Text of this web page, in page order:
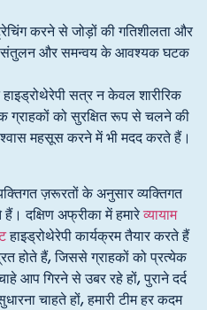
करने से जोड़ों की गतिशीलता और
संतुलन और समन्वय के आवश्यक घटक
हाइड्रोथेरेपी सत्र न केवल शारीरिक
ग्राहकों को सुरक्षित रूप से चलने की
महसूस करने में भी मदद करते हैं।
ज़रूरतों के अनुसार व्यक्तिगत
दक्षिण अफ्रीका में हमारेव्यायाम
हाइड्रोथेरेपी कार्यक्रम तैयार करते हैं
होते हैं, जिससे ग्राहकों को प्रत्येक
आप गिरने से उबर रहे हों, पुराने दर्द
चाहते हों, हमारी टीम हर कदम